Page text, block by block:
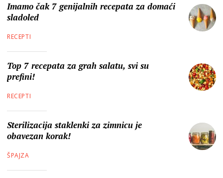
Imamo čak 7 genijalnih recepata za domaći
sladoled
RECEPTI
Top 7 recepata za grah salatu, svi su
prefini!
RECEPTI
Sterilizacija staklenki za zimnicu je
obavezan korak!
ŠPAJZA